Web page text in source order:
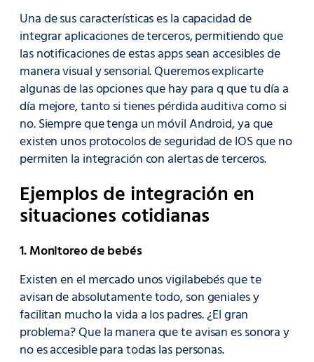
Una de sus características es la capacidad de
integrar aplicaciones de terceros, permitiendo que
las notificaciones de estas apps sean accesibles de
manera visual y sensorial. Queremos explicarte
algunas de las opciones que hay para q que tu día a
día mejore, tanto si tienes pérdida auditiva como si
no. Siempre que tenga un móvil Android, ya que
existen unos protocolos de seguridad de IOS que no
permiten la integración con alertas de terceros.
Ejemplos de integración en
situaciones cotidianas
1. Monitoreo de bebés
Existen en el mercado unos vigilabebés que te
avisan de absolutamente todo, son geniales y
facilitan mucho la vida a los padres. ¿El gran
problema? Que la manera que te avisan es sonora y
no es accesible para todas las personas.